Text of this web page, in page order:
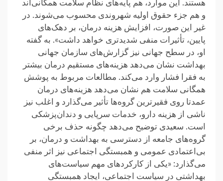
هستند. این موارد، هم پایه‌های نظام سلامت همگانی‌اند
و هم جزء حقوق اولیه شهروندی محسوب می‌شوند. در
غیر این صورت، افزایش هزینه درمان، بر دهک‌های
پایین، تأثیرات منفی شدیدتری خواهد داشت». به گفته
او، در سطح جهانی نیز گزارش‌های سازمان جهانی
بهداشت نشان می‌دهد هزینه‌های مستقیم درمان بیشتر
به فقرا فشار وارد می‌کند. مطالعات مربوط به پوشش
همگانی سلامت هم نشان می‌دهد هزینه‌های درمان
عمدتا روی فقیرترین گروه‌ها تأثیر می‌گذارد و اغلب نیز
ناشی از هزینه دارو، خدمات سرپایی و دندان‌پزشکی
است. سعیدی توضیح می‌دهد چگونه حذف برخی
گروه‌های جامعه از دسترسی به بهداشت و درمان، بر
بی‌اعتمادی عمومی و همبستگی اجتماعی نیز اثر منفی
می‌گذارد: «یکی از کارکردهای مهم سیاست‌های
بهداشتی در سیاست اجتماعی، ایجاد همبستگی